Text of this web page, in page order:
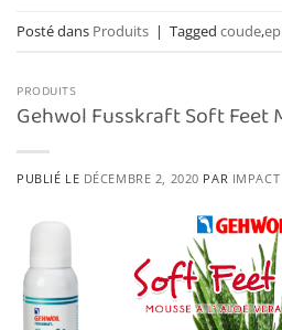
Posté dans Produits | Tagged coude,
PRODUITS
Gehwol Fusskraft Soft Feet
PUBLIÉ LE DÉCEMBRE 2, 2020 PAR IMPACT